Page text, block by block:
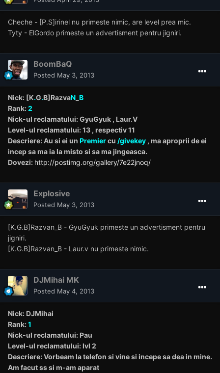
Cheche - [P.S]irinel nu primeste nimic, are level prea mic.
Tyty - ElGordo primeste un advertisment pentru jigniri.
BoomBaQ
Posted May 3, 2013
Nick: [K.G.B]RazvaN B
Rank:2
Nick-ul reclamatului: GyuGyuk , Laur.V
Level-ul reclamatului: 13 , respectiv 11
Descriere: Au si ei un Premiercu /givekey , ma aproprii de ei
incep sa ma ia la misto si sa ma jingeasca.
Dovezi: http://postimg.org/gallery/7e22jnoq/
Explosive
Posted May 3, 2013
[K.G.B]Razvan_B - GyuGyuk primeste un advertisment pentru
jigniri.
[K.G.B]Razvan_B - Laur.v nu primeste nimic.
DJMihai MK
Posted May 4, 2013
Nick: DJMihai
Rank:1
Nick-ul reclamatului: Pau
Level-ul reclamatului: lvl 2
Descriere: Vorbeam la telefon si vine si incepe sa dea in mine.
Am facut ss si m-am aparat